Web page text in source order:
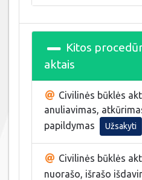
Kitos
aktais
Civilinės būklės
anuliavimas,
papildymas
Užsakyti
Civilinės būklės
nuorašo, išrašo